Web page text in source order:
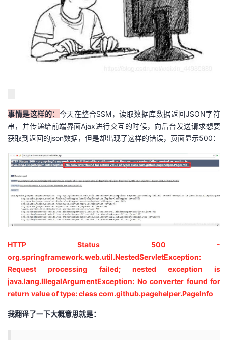
注
开
发
者
学
的
课
我
的
我
的
Programs
我
的
支
持
我
技
术
的
云
事情是这样的： 今天在整合SSM，读取数据库数据返回JSON字符
串，并传递给前端界面Ajax进行交互的时候，向后台发送请求想要
获取到返回的json数据，但是却出现了这样的错误，页面显示500：
HTTP Status 500 -
org.springframework.web.util.NestedServletException:
Request processing failed; nested exception is
java.lang.IllegalArgumentException: No converter found for
return value of type: class com.github.pagehelper.PageInfo
我翻译了一下大概意思就是：